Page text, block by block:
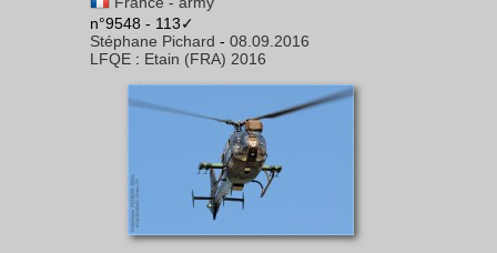
n°9548 - 113✓
Stéphane Pichard - 08.09.2016
LFQE : Etain (FRA) 2016